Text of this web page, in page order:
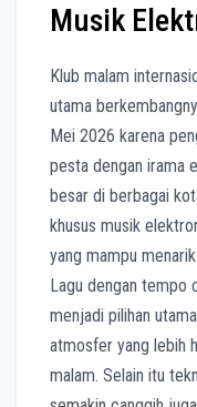
Musik
Klub malam
utama
Mei 2026 karena
pesta dengan irama
besar di berbagai
khusus musik
yang mampu
Lagu dengan tempo
menjadi pilihan
atmosfer yang lebih
malam. Selain itu